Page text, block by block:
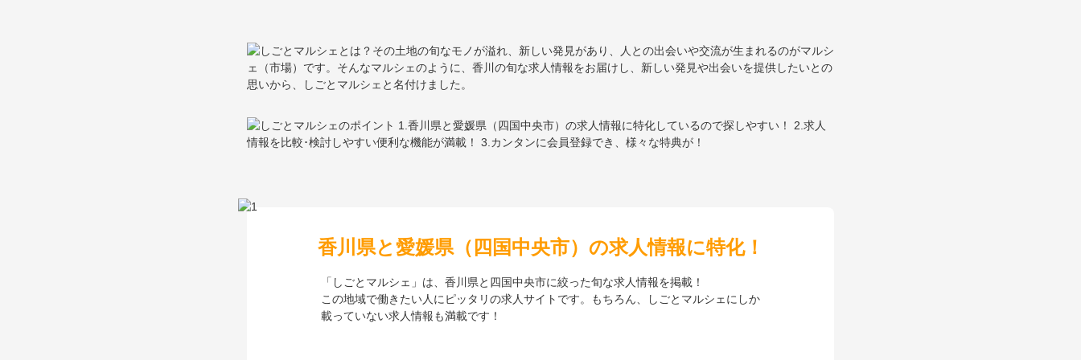
香川県と愛媛県（四国中央市）の求人情報に特化！
「しごとマルシェ」は、香川県と四国中央市に絞った旬な求人情報を掲載！
この地域で働きたい人にピッタリの求人サイトです。もちろん、しごとマルシェにしか
載っていない求人情報も満載です！